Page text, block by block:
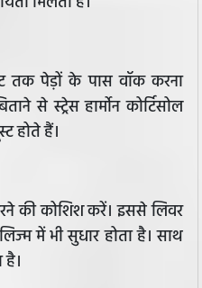
तक पेड़ों के पास वॉक करना
से स्ट्रेस हार्मोन कोर्टिसोल
होते हैं।
की कोशिश करें। इससे लिवर
में भी सुधार होता है। साथ